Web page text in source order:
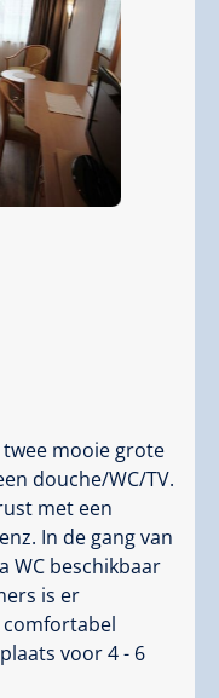
mooie grote
douche/WC/TV.
met een
In de gang van
WC beschikbaar
is er
comfortabel
voor 4 - 6